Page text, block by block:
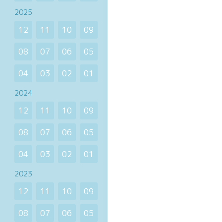
2025
12 11 10
09
08
07 06
05
04
03 02 01
2024
12 11 10
09
08
07 06
05
04
03 02 01
2023
12 11 10
09
08
07 06 05